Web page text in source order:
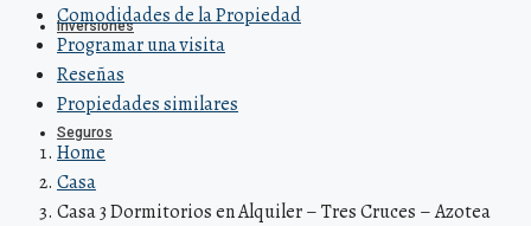
Inversiones
Seguros
Comodidades de la Propiedad
Programar una visita
Reseñas
Propiedades similares
Home
Casa
Casa 3 Dormitorios en Alquiler – Tres Cruces – Azotea